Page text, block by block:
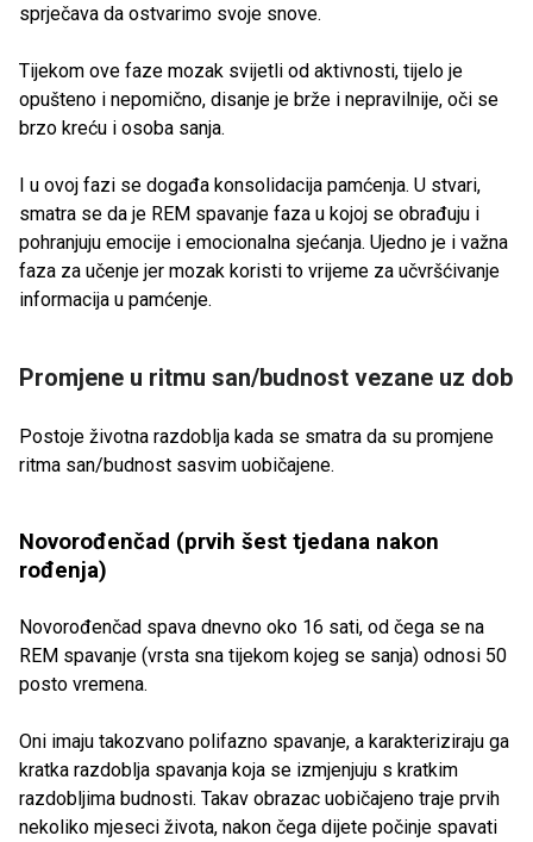
sprječava da ostvarimo svoje snove.
Tijekom ove faze mozak svijetli od aktivnosti, tijelo je
opušteno i nepomično, disanje je brže i nepravilnije, oči se
brzo kreću i osoba sanja.
I u ovoj fazi se događa konsolidacija pamćenja. U stvari,
smatra se da je REM spavanje faza u kojoj se obrađuju i
pohranjuju emocije i emocionalna sjećanja. Ujedno je i važna
faza za učenje jer mozak koristi to vrijeme za učvršćivanje
informacija u pamćenje.
Promjene u ritmu san/budnost vezane uz dob
Postoje životna razdoblja kada se smatra da su promjene
ritma san/budnost sasvim uobičajene.
Novorođenčad (prvih šest tjedana nakon
rođenja)
Novorođenčad spava dnevno oko 16 sati, od čega se na
REM spavanje (vrsta sna tijekom kojeg se sanja) odnosi 50
posto vremena.
Oni imaju takozvano polifazno spavanje, a karakteriziraju ga
kratka razdoblja spavanja koja se izmjenjuju s kratkim
razdobljima budnosti. Takav obrazac uobičajeno traje prvih
nekoliko mjeseci života, nakon čega dijete počinje spavati